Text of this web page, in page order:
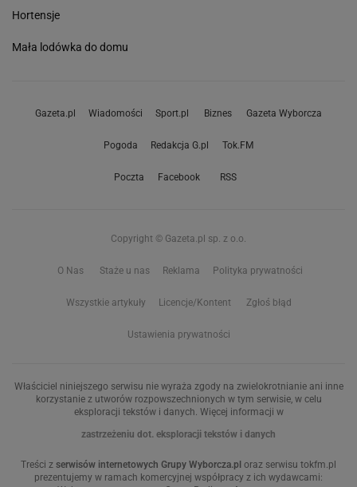
Hortensje
Mała lodówka do domu
Gazeta.pl Wiadomości Sport.pl Biznes Gazeta Wyborcza
Pogoda Redakcja G.pl Tok.FM
Poczta Facebook RSS
Copyright © Gazeta.pl sp. z o.o.
O Nas Staże u nas Reklama Polityka prywatności
Wszystkie artykuły Licencje/Kontent Zgłoś błąd
Ustawienia prywatności
Właściciel niniejszego serwisu nie wyraża zgody na zwielokrotnianie ani inne
korzystanie z utworów rozpowszechnionych w tym serwisie, w celu
eksploracji tekstów i danych. Więcej informacji w
zastrzeżeniu dot. eksploracji tekstów i danych
Treści z serwisów internetowych Grupy Wyborcza.pl oraz serwisu tokfm.pl
prezentujemy w ramach komercyjnej współpracy z ich wydawcami: